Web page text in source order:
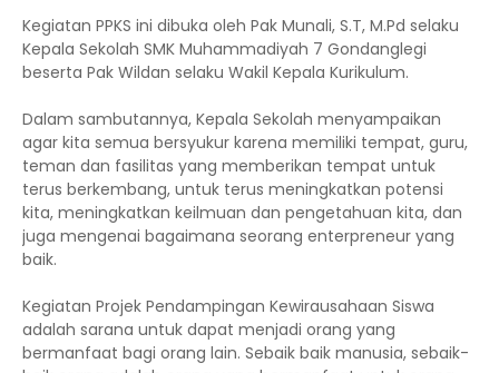
Kegiatan PPKS ini dibuka oleh Pak Munali, S.T, M.Pd selaku
Kepala Sekolah SMK Muhammadiyah 7 Gondanglegi
beserta Pak Wildan selaku Wakil Kepala Kurikulum.
Dalam sambutannya, Kepala Sekolah menyampaikan
agar kita semua bersyukur karena memiliki tempat, guru,
teman dan fasilitas yang memberikan tempat untuk
terus berkembang, untuk terus meningkatkan potensi
kita, meningkatkan keilmuan dan pengetahuan kita, dan
juga mengenai bagaimana seorang enterpreneur yang
baik.
Kegiatan Projek Pendampingan Kewirausahaan Siswa
adalah sarana untuk dapat menjadi orang yang
bermanfaat bagi orang lain. Sebaik baik manusia, sebaik-